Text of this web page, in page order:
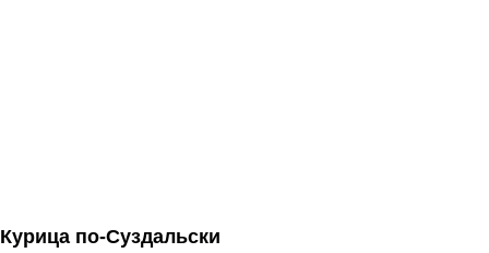
Курица по-Суздальски